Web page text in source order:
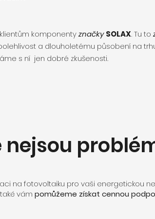
komponentyznačky SOLAX. Tu to
a dlouholetému působení na
s ní jen dobré zkušenosti.
nejsou
na fotovoltaiku pro vaši energetickou
vám pomůžeme získat cennou